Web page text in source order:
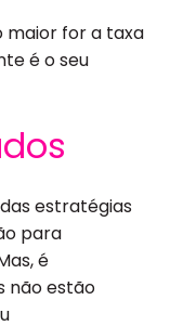
maior for a taxa
é o seu
estratégias
para
é
não estão